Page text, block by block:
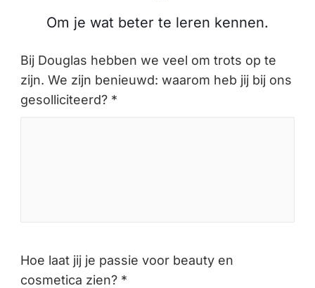
Om je wat beter te leren kennen.
Bij Douglas hebben we veel om trots op te
zijn. We zijn benieuwd: waarom heb jij bij ons
gesolliciteerd? *
Hoe laat jij je passie voor beauty en
cosmetica zien? *